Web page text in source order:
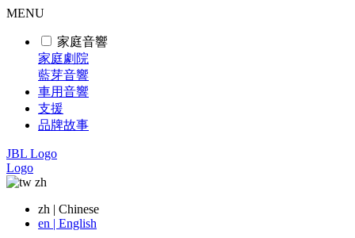
MENU
家庭音響
家庭劇院
藍芽音響
車用音響
支援
品牌故事
JBL Logo
Logo
zh
zh | Chinese
en | English